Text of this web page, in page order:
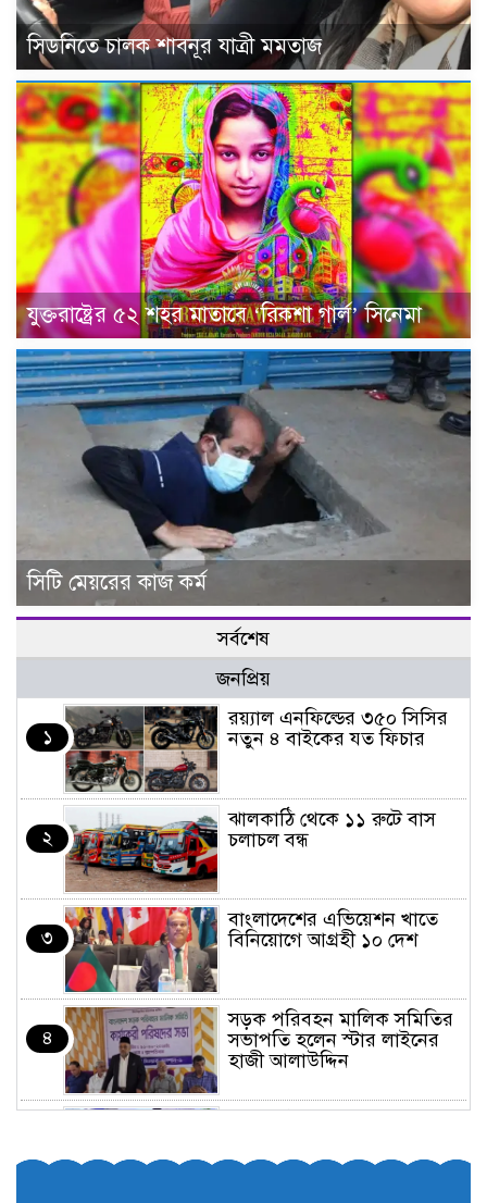
সিডনিতে চালক শাবনূর যাত্রী মমতাজ
যুক্তরাষ্ট্রের ৫২ শহর মাতাবে ‘রিকশা গার্ল’ সিনেমা
সিটি মেয়রের কাজ কর্ম
সর্বশেষ
জনপ্রিয়
১
র‌য়্যাল এনফিল্ডের ৩৫০ সিসির
নতুন ৪ বাইকের যত ফিচার
২
ঝালকাঠি থেকে ১১ রুটে বাস
চলাচল বন্ধ
৩
বাংলাদেশের এভিয়েশন খাতে
বিনিয়োগে আগ্রহী ১০ দেশ
৪
সড়ক পরিবহন মালিক সমিতির
সভাপতি হলেন স্টার লাইনের
হাজী আলাউদ্দিন